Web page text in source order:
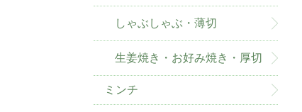
しゃぶしゃぶ・薄切
生姜焼き・お好み焼き・厚切
ミンチ